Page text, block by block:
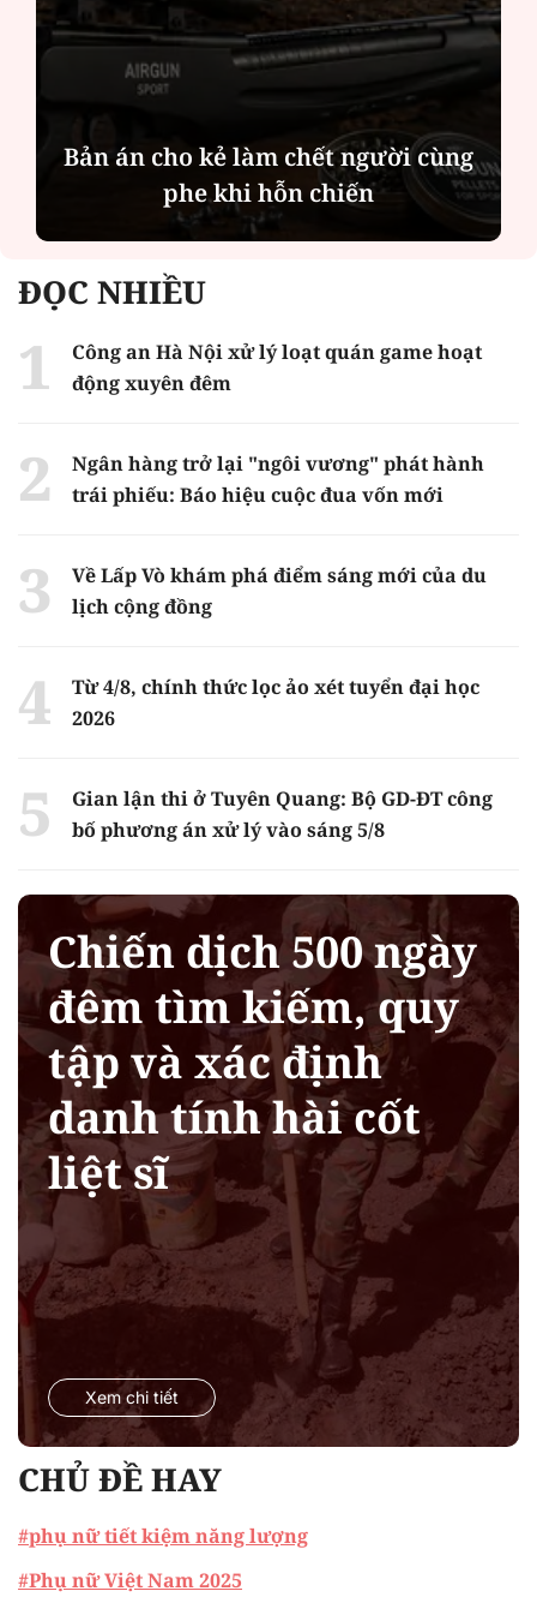
Bản án cho kẻ làm chết người cùng
phe khi hỗn chiến
ĐỌC NHIỀU
Công an Hà Nội xử lý loạt quán game hoạt
động xuyên đêm
Ngân hàng trở lại "ngôi vương" phát hành
trái phiếu: Báo hiệu cuộc đua vốn mới
Về Lấp Vò khám phá điểm sáng mới của du
lịch cộng đồng
Từ 4/8, chính thức lọc ảo xét tuyển đại học
2026
Gian lận thi ở Tuyên Quang: Bộ GD-ĐT công
bố phương án xử lý vào sáng 5/8
Chiến dịch 500 ngày
đêm tìm kiếm, quy
tập và xác định
danh tính hài cốt
liệt sĩ
Xem chi tiết
CHỦ ĐỀ HAY
#phụ nữ tiết kiệm năng lượng
#Phụ nữ Việt Nam 2025